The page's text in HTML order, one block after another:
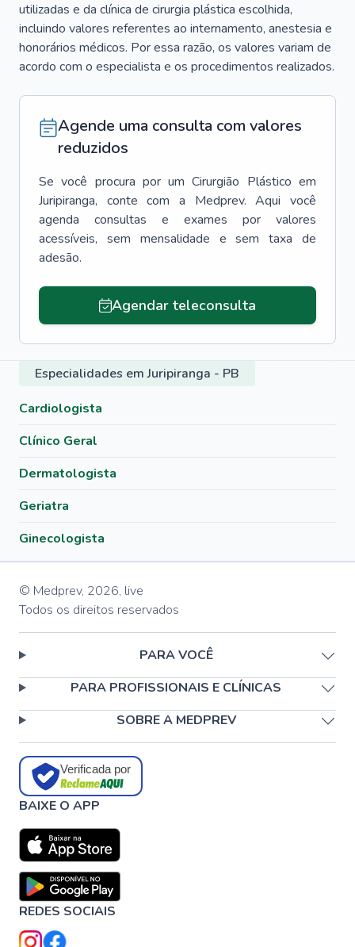
utilizadas e da clínica de cirurgia plástica escolhida,
incluindo valores referentes ao internamento, anestesia e
honorários médicos. Por essa razão, os valores variam de
acordo com o especialista e os procedimentos realizados.
Agende uma consulta com valores
reduzidos
Se você procura por um Cirurgião Plástico em
Juripiranga, conte com a Medprev. Aqui você
agenda consultas e exames por valores
acessíveis, sem mensalidade e sem taxa de
adesão.
Agendar teleconsulta
Especialidades em Juripiranga - PB
Cardiologista
Clínico Geral
Dermatologista
Geriatra
Ginecologista
© Medprev, 2026, live
Todos os direitos reservados
PARA VOCÊ
PARA PROFISSIONAIS E CLÍNICAS
SOBRE A MEDPREV
Verificada por
BAIXE O APP
REDES SOCIAIS